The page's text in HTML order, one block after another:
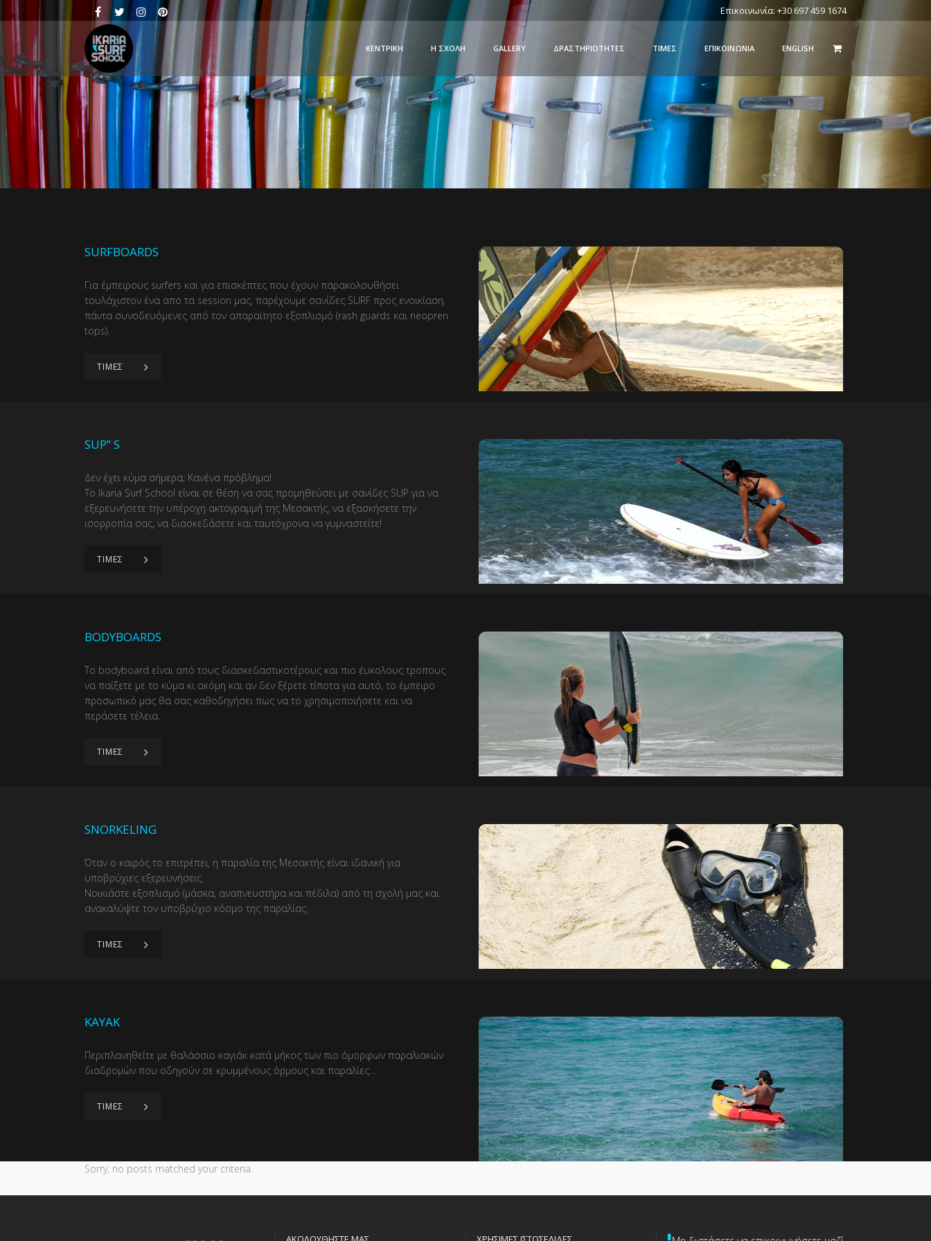
Επικοινωνία: +30 697 459 1674
ΚΕΝΤΡΙΚΉ Η ΣΧΟΛΉ GALLERY ΔΡΑΣΤΗΡΙΌΤΗΤΕΣ ΤΙΜΈΣ ΕΠΙΚΟΙΝΩΝΊΑ ENGLISH
SURFBOARDS
Για έμπειρους surfers και για επισκέπτες που έχουν παρακολουθήσει
τουλάχιστον ένα απο τα session μας, παρέχουμε σανίδες SURF προς ενοικίαση,
πάντα συνοδευόμενες από τον απαραίτητο εξοπλισμό (rash guards και neopren
tops).
ΤΙΜΕΣ
SUP” S
Δεν έχει κύμα σήμερα; Κανένα πρόβλημα!
Το Ikaria Surf School είναι σε θέση να σας προμηθεύσει με σανίδες SUP για να
εξερευνήσετε την υπέροχη ακτογραμμή της Μεσακτής, να εξασκήσετε την
ισορροπία σας, να διασκεδάσετε και ταυτόχρονα να γυμναστείτε!
ΤΙΜΕΣ
BODYBOARDS
Το bodyboard είναι από τους διασκεδαστικοτέρους και πιο έυκολους τροπους
να παίξετε με το κύμα κι ακόμη και αν δεν ξέρετε τίποτα για αυτό, το έμπειρο
προσωπικό μας θα σας καθοδηγήσει πως να το χρησιμοποιήσετε και να
περάσετε τέλεια.
ΤΙΜΕΣ
SNORKELING
Όταν ο καιρός το επιτρέπει, η παραλία της Μεσακτής είναι ιδανική για
υποβρύχιες εξερευνήσεις.
Νοικιάστε εξοπλισμό (μάσκα, αναπνευστήρα και πέδιλα) από τη σχολή μας και
ανακαλύψτε τον υποβρύχιο κόσμο της παραλίας.
ΤΙΜΕΣ
KAYAK
Περιπλανηθείτε με θαλάσσιο καγιάκ κατά μήκος των πιο όμορφων παραλιακών
διαδρομών που οδηγούν σε κρυμμένους όρμους και παραλίες…
ΤΙΜΕΣ
Sorry, no posts matched your criteria.